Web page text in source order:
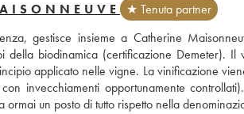
★ Tenuta partner
gestisce insieme a Catherine
biodinamica (certificazione Demeter). Il
applicato nelle vigne. La vinificazione
invecchiamenti opportunamente
un posto di tutto rispetto nella